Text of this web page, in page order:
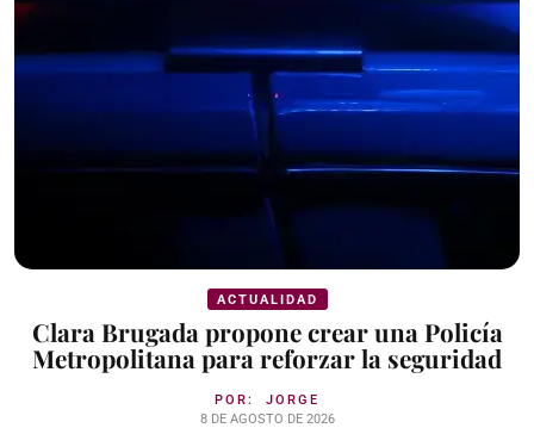
ACTUALIDAD
Clara Brugada propone crear una Policía
Metropolitana para reforzar la seguridad
POR: JORGE
8 DE AGOSTO DE 2026